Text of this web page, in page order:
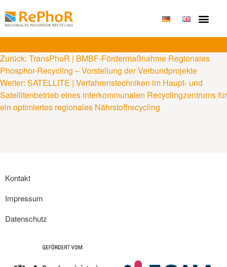
Zurück: TransPhoR | BMBF-Fördermaßnahme Regionales
Phosphor-Recycling – Vorstellung der Verbundprojekte
Weiter: SATELLITE | Verfahrenstechniken im Haupt- und
Satellitenbetrieb eines interkommunalen Recyclingzentrums für
ein optimiertes regionales Nährstoffrecycling
Kontakt
Impressum
Datenschutz